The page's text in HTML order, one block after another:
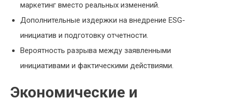
маркетинг вместо реальных изменений.
Дополнительные издержки на внедрение ESG-
инициатив и подготовку отчетности.
Вероятность разрыва между заявленными
инициативами и фактическими действиями.
Экономические и